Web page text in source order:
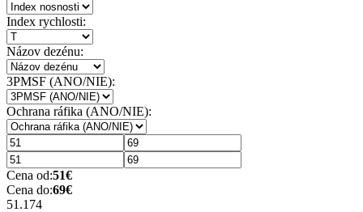
Index rychlosti:
Názov dezénu:
3PMSF (ANO/NIE):
Ochrana ráfika (ANO/NIE):
Cena od:51€
Cena do:69€
51.174